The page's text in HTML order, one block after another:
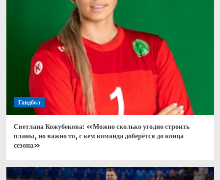
Гандбол
Светлана Кожубекова: «Можно сколько угодно строить
планы, но важно то, с кем команда доберётся до конца
сезона»